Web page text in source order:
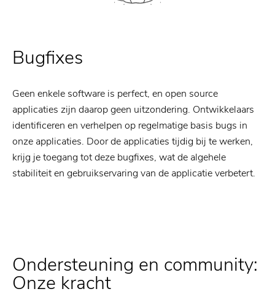
Bugfixes
Geen enkele software is perfect, en open source
applicaties zijn daarop geen uitzondering. Ontwikkelaars
identificeren en verhelpen op regelmatige basis bugs in
onze applicaties. Door de applicaties tijdig bij te werken,
krijg je toegang tot deze bugfixes, wat de algehele
stabiliteit en gebruikservaring van de applicatie verbetert.
Ondersteuning en community:
Onze kracht